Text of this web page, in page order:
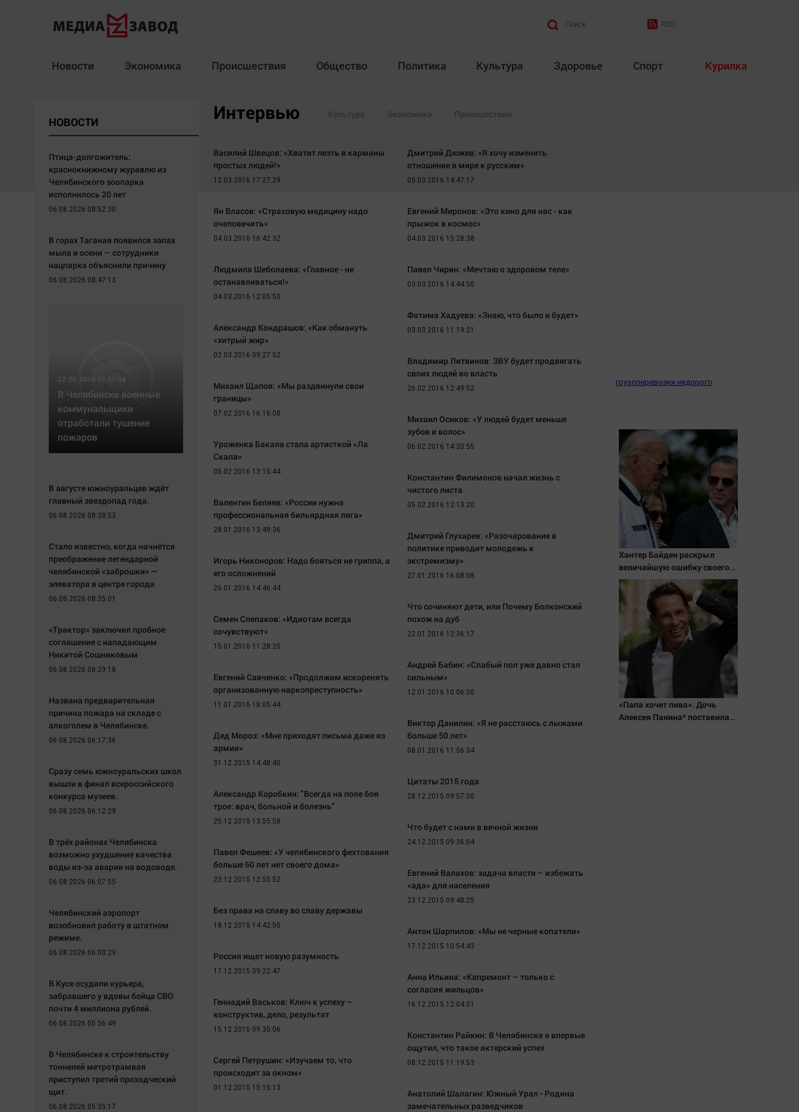
Поиск RSS
Новости Экономика Происшествия Общество Политика Культура Здоровье Спорт Курилка
Курилка
Политика
Экономика
Отраслевые темы
Hедвижимость
XX век: криминальные уроки
Медиаграмотность
Новости компаний
Статистика
Bookworms
Афиша
Блогеркуль
Вирус чтения
Вкусное
Интервью
Качество жизни
Конкурс
Обсуждаем
Тенденции
НОВОСТИ
Птица-долгожитель:
краснокнижному журавлю из
Челябинского зоопарка
исполнилось 20 лет
06.08.2026 08:52:30
В горах Таганая появился запах
мыла и осени — сотрудники
нацпарка объяснили причину
06.08.2026 08:47:13
22.06.2026 15:57:04
В Челябинске военные
коммунальщики
отработали тушение
пожаров
В августе южноуральцев ждёт
главный звездопад года.
06.08.2026 08:38:53
Стало известно, когда начнётся
преображение легендарной
челябинской «заброшки» —
элеватора в центре города
06.08.2026 08:35:01
«Трактор» заключил пробное
соглашение с нападающим
Никитой Сошниковым
06.08.2026 08:29:18
Названа предварительная
причина пожара на складе с
алкоголем в Челябинске.
06.08.2026 06:17:36
Сразу семь южноуральских школ
вышли в финал всероссийского
конкурса музеев.
06.08.2026 06:12:29
В трёх районах Челябинска
возможно ухудшение качества
воды из-за аварии на водоводе.
06.08.2026 06:07:55
Челябинский аэропорт
возобновил работу в штатном
режиме.
06.08.2026 06:00:29
В Кусе осудили курьера,
забравшего у вдовы бойца СВО
почти 4 миллиона рублей.
06.08.2026 05:56:49
В Челябинске к строительству
тоннелей метротрамвая
приступил третий проходческий
щит.
06.08.2026 05:35:17
Интервью Культура Экономика Происшествия
Василий Швецов: «Хватит лезть в карманы
простых людей!»
12.03.2016 17:27:29
Дмитрий Дюжев: «Я хочу изменить
отношение в мире к русским»
05.03.2016 14:47:17
Ян Власов: «Страховую медицину надо
очеловечить»
04.03.2016 16:42:32
Евгений Миронов: «Это кино для нас - как
прыжок в космос»
04.03.2016 15:28:38
Людмила Шеболаева: «Главное - не
останавливаться!»
04.03.2016 12:05:50
Павел Чирин: «Мечтаю о здоровом теле»
03.03.2016 14:44:50
Фатима Хадуева: «Знаю, что было и будет»
03.03.2016 11:19:21
Александр Кондрашов: «Как обмануть
«хитрый жир»
02.03.2016 09:27:52
Владимир Литвинов: ЗВУ будет продвигать
своих людей во власть
26.02.2016 12:49:52
Михаил Щапов: «Мы раздвинули свои
границы»
07.02.2016 16:16:08
Михаил Осиков: «У людей будет меньше
зубов и волос»
06.02.2016 14:20:55
Уроженка Бакала стала артисткой «Ла
Скала»
05.02.2016 13:15:44
Константин Филимонов начал жизнь с
чистого листа
05.02.2016 12:13:20
Валентин Беляев: «России нужна
профессиональная бильярдная лига»
28.01.2016 13:49:36
Дмитрий Глухарев: «Разочарование в
политике приводит молодежь к
экстремизму»
27.01.2016 16:08:08
Игорь Никоноров: Надо бояться не гриппа, а
его осложнений
26.01.2016 14:46:44
Что сочиняют дети, или Почему Болконский
похож на дуб
22.01.2016 12:36:17
Семен Слепаков: «Идиотам всегда
сочувствуют»
15.01.2016 11:28:20
Андрей Бабин: «Слабый пол уже давно стал
сильным»
12.01.2016 10:06:00
Евгений Савченко: «Продолжим искоренять
организованную наркопреступность»
11.01.2016 18:05:44
Виктор Данилин: «Я не расстаюсь с лыжами
больше 50 лет»
08.01.2016 11:56:34
Дед Мороз: «Мне приходят письма даже из
армии»
31.12.2015 14:48:40
Цитаты 2015 года
28.12.2015 09:57:00
Александр Коробкин: "Всегда на поле боя
трое: врач, больной и болезнь"
25.12.2015 13:55:58 Что будет с нами в вечной жизни
24.12.2015 09:36:04
Павел Фешеев: «У челябинского фехтования
больше 60 лет нет своего дома»
23.12.2015 12:55:52
Евгений Валахов: задача власти – избежать
«ада» для населения
23.12.2015 09:48:25
Без права на славу во славу державы
18.12.2015 14:42:50 Антон Шарпилов: «Мы не черные копатели»
17.12.2015 10:54:43
Россия ищет новую разумность
17.12.2015 09:22:47
Анна Ильина: «Капремонт – только с
согласия жильцов»
16.12.2015 12:04:01
Геннадий Васьков: Ключ к успеху –
конструктив, дело, результат
15.12.2015 09:30:06
Константин Райкин: В Челябинске я впервые
ощутил, что такое актерский успех
08.12.2015 11:19:53
Сергей Петрушин: «Изучаем то, что
происходит за окном»
01.12.2015 15:15:13
Анатолий Шалагин: Южный Урал - Родина
замечательных разведчиков
грузоперевозки недорого
Хантер Байден раскрыл
величайшую ошибку своего
отца: бездействие против
Трампа
«Папа хочет пива». Дочь
Алексея Панина* поставила